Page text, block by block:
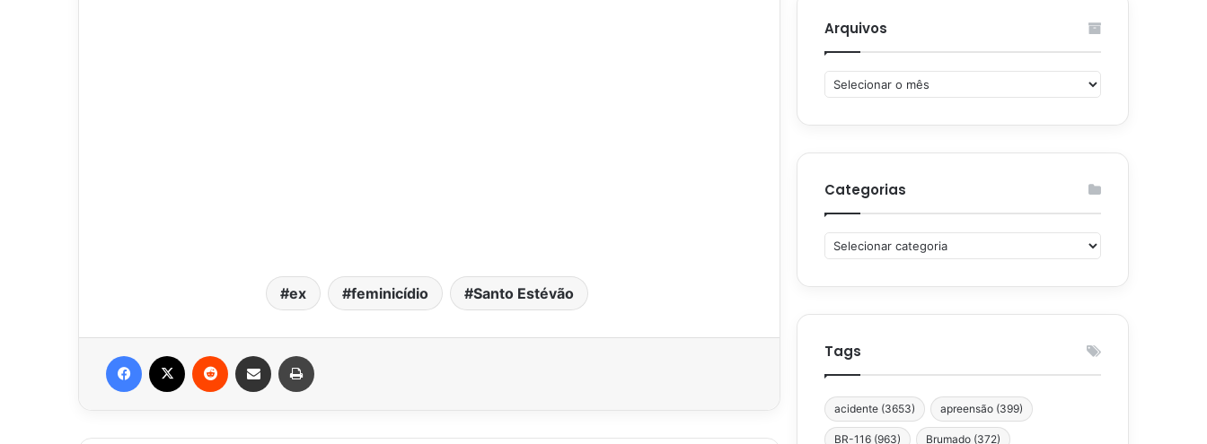
ex feminicídio Santo Estévão
Facebook Reddit Compartilhar via e-mail
Arquivos
Arquivos
Categorias
Categorias
Tags
acidente (3653) apreensão (399)
BR-116 (963) Brumado (372)